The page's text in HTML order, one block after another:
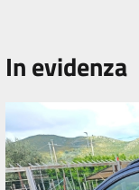
In evidenza